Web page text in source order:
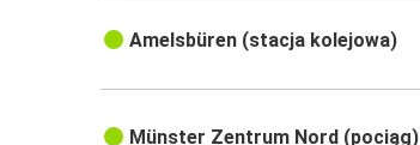
Amelsbüren (stacja kolejowa)
Münster Zentrum Nord (pociąg)